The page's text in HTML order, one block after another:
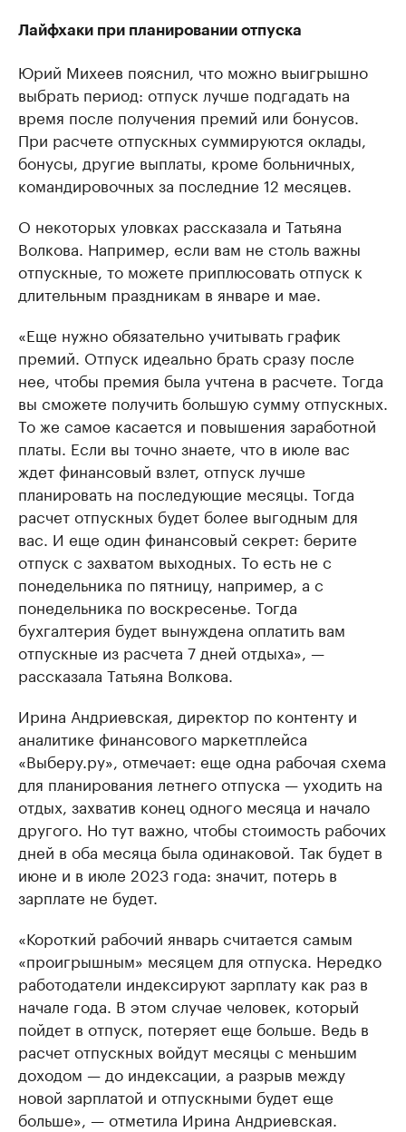
Лайфхаки при планировании отпуска
Юрий Михеев пояснил, что можно выигрышно
выбрать период: отпуск лучше подгадать на
время после получения премий или бонусов.
При расчете отпускных суммируются оклады,
бонусы, другие выплаты, кроме больничных,
командировочных за последние 12 месяцев.
О некоторых уловках рассказала и Татьяна
Волкова. Например, если вам не столь важны
отпускные, то можете приплюсовать отпуск к
длительным праздникам в январе и мае.
«Еще нужно обязательно учитывать график
премий. Отпуск идеально брать сразу после
нее, чтобы премия была учтена в расчете. Тогда
вы сможете получить большую сумму отпускных.
То же самое касается и повышения заработной
платы. Если вы точно знаете, что в июле вас
ждет финансовый взлет, отпуск лучше
планировать на последующие месяцы. Тогда
расчет отпускных будет более выгодным для
вас. И еще один финансовый секрет: берите
отпуск с захватом выходных. То есть не с
понедельника по пятницу, например, а с
понедельника по воскресенье. Тогда
бухгалтерия будет вынуждена оплатить вам
отпускные из расчета 7 дней отдыха», —
рассказала Татьяна Волкова.
Ирина Андриевская, директор по контенту и
аналитике финансового маркетплейса
«Выберу.ру», отмечает: еще одна рабочая схема
для планирования летнего отпуска — уходить на
отдых, захватив конец одного месяца и начало
другого. Но тут важно, чтобы стоимость рабочих
дней в оба месяца была одинаковой. Так будет в
июне и в июле 2023 года: значит, потерь в
зарплате не будет.
«Короткий рабочий январь считается самым
«проигрышным» месяцем для отпуска. Нередко
работодатели индексируют зарплату как раз в
начале года. В этом случае человек, который
пойдет в отпуск, потеряет еще больше. Ведь в
расчет отпускных войдут месяцы с меньшим
доходом — до индексации, а разрыв между
новой зарплатой и отпускными будет еще
больше», — отметила Ирина Андриевская.